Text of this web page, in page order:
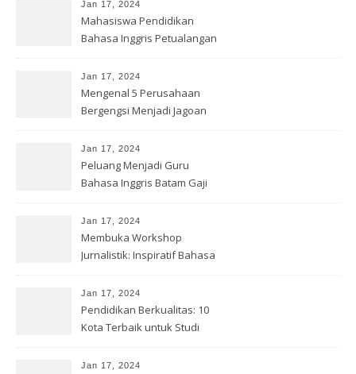
Jan 17, 2024
Mahasiswa Pendidikan
Bahasa Inggris Petualangan
Jan 17, 2024
Mengenal 5 Perusahaan
Bergengsi Menjadi Jagoan
Jan 17, 2024
Peluang Menjadi Guru
Bahasa Inggris Batam Gaji
Jan 17, 2024
Membuka Workshop
Jurnalistik: Inspiratif Bahasa
Jan 17, 2024
Pendidikan Berkualitas: 10
Kota Terbaik untuk Studi
Jan 17, 2024